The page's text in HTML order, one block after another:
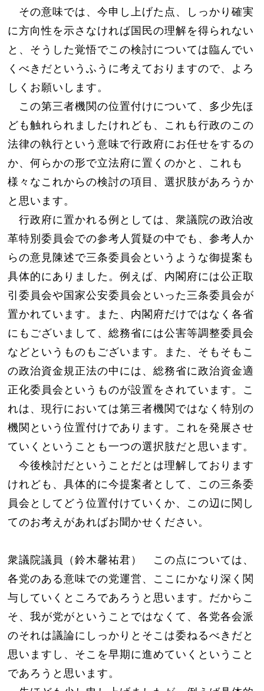
その意味では、今申し上げた点、しっかり確実
に方向性を示さなければ国民の理解を得られない
と、そうした覚悟でこの検討については臨んでい
くべきだというふうに考えておりますので、よろ
しくお願いします。
この第三者機関の位置付けについて、多少先ほ
ども触れられましたけれども、これも行政のこの
法律の執行という意味で行政府にお任せをするの
か、何らかの形で立法府に置くのかと、これも
様々なこれからの検討の項目、選択肢があろうか
と思います。
行政府に置かれる例としては、衆議院の政治改
革特別委員会での参考人質疑の中でも、参考人か
らの意見陳述で三条委員会というような御提案も
具体的にありました。例えば、内閣府には公正取
引委員会や国家公安委員会といった三条委員会が
置かれています。また、内閣府だけではなく各省
にもございまして、総務省には公害等調整委員会
などというものもございます。また、そもそもこ
の政治資金規正法の中には、総務省に政治資金適
正化委員会というものが設置をされています。こ
れは、現行においては第三者機関ではなく特別の
機関という位置付けであります。これを発展させ
ていくということも一つの選択肢だと思います。
今後検討だということだとは理解しております
けれども、具体的に今提案者として、この三条委
員会としてどう位置付けていくか、この辺に関し
てのお考えがあればお聞かせください。
衆議院議員（鈴木馨祐君） この点については、
各党のある意味での党運営、ここにかなり深く関
与していくところであろうと思います。だからこ
そ、我が党がということではなくて、各党各会派
のそれは議論にしっかりとそこは委ねるべきだと
思いますし、そこを早期に進めていくということ
であろうと思います。